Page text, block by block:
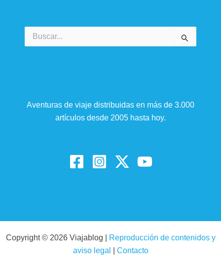
por:
Aventuras de viaje distribuidas en más de 3.000
artículos desde 2005 hasta hoy.
Copyright © 2026 Viajablog |
Reproducción de contenidos y
aviso legal
Contacto